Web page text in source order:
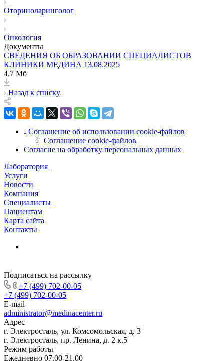
Оториноларинголог
Онкология
Документы
СВЕДЕНИЯ ОБ ОБРАЗОВАНИИ СПЕЦИАЛИСТОВ
КЛИНИКИ МЕДИНА 13.08.2025
4,7 Мб
Назад к списку
Соглашение об использовании cookie-файлов
Соглашение cookie-файлов
Согласие на обработку персональных данных
Лаборатория
Услуги
Новости
Компания
Специалисты
Пациентам
Карта сайта
Контакты
Подписаться на рассылку
+7 (499) 702-00-05
+7 (499) 702-00-05
E-mail
administrator@medinacenter.ru
Адрес
г. Электросталь, ул. Комсомольская, д. 3
г. Электросталь, пр. Ленина, д. 2 к.5
Режим работы
Ежедневно 07.00-21.00